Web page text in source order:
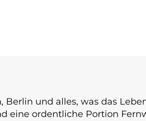
Berlin und alles, was das
eine ordentliche Portion